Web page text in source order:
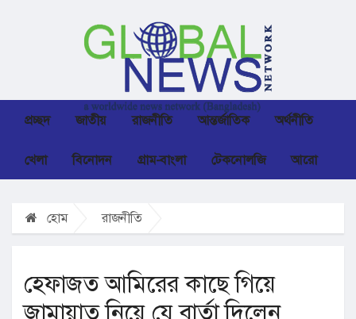
প্রচ্ছদ জাতীয় রাজনীতি আন্তর্জাতিক অর্থনীতি
খেলা বিনোদন গ্রাম-বাংলা টেকনোলজি আরো
হোম রাজনীতি
হেফাজত আমিরের কাছে গিয়ে
জামায়াত নিয়ে যে বার্তা দিলেন